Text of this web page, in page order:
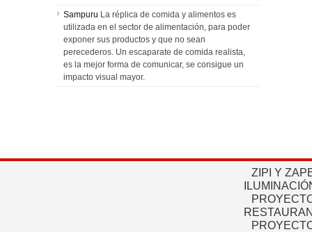
Sampuru La réplica de comida y alimentos es
utilizada en el sector de alimentación, para poder
exponer sus productos y que no sean
perecederos. Un escaparate de comida realista,
es la mejor forma de comunicar, se consigue un
impacto visual mayor.
ZIPI Y